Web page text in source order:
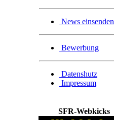
News einsenden
Bewerbung
Datenshutz
Impressum
SFR-Webkicks